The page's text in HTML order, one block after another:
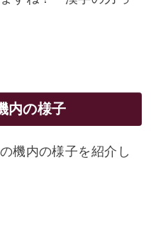
内の様子
機内の様子を紹介し